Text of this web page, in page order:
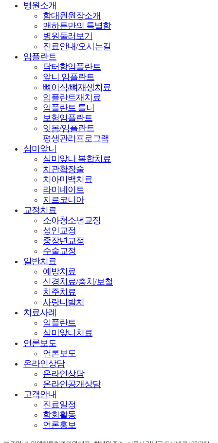
병원소개
함대원원장소개
맨하튼만의 특별함
병원둘러보기
진료안내/오시는길
임플란트
닥터함임플란트
앞니 임플란트
뼈이식/뼈재생치료
임플란트재치료
임플란트 틀니
보험임플란트
잇몸/임플란트
평생관리프로그램
심미앞니
심미앞니 복합치료
치관확장술
치아미백치료
라미네이트
지르코니아
교정치료
소아청소년교정
성인교정
중장년교정
수술교정
일반치료
예방치료
신경치료/충치/보철
치주치료
사랑니발치
치료사례
임플란트
심미앞니치료
언론보도
언론보도
온라인상담
온라인상담
온라인공개상담
고객안내
진료일정
학회활동
언론홍보